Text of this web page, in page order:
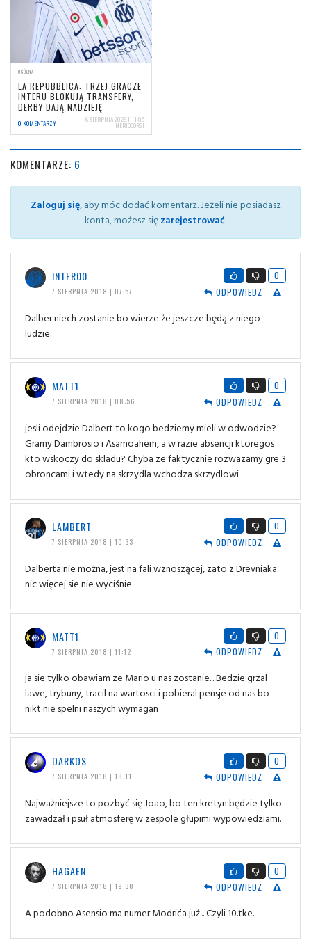
OGÓLNA
LA REPUBBLICA: TRZEJ GRACZE
INTERU BLOKUJĄ TRANSFERY,
DERBY DAJĄ NADZIEJĘ
0 KOMENTARZY 6 SIERPNIA 2026 | 11:05
NERIOCORSI
KOMENTARZE: 6
Zaloguj się, aby móc dodać komentarz. Jeżeli nie posiadasz
konta, możesz sięzarejestrować.
INTER00
7 SIERPNIA 2018 | 07:57
0
ODPOWIEDZ
Dalber niech zostanie bo wierze że jeszcze będą z niego
ludzie.
MATT1
7 SIERPNIA 2018 | 08:56
0
ODPOWIEDZ
jesli odejdzie Dalbert to kogo bedziemy mieli w odwodzie?
Gramy Dambrosio i Asamoahem, a w razie absencji ktoregos
kto wskoczy do skladu? Chyba ze faktycznie rozwazamy gre 3
obroncami i wtedy na skrzydla wchodza skrzydlowi
LAMBERT
7 SIERPNIA 2018 | 10:33
0
ODPOWIEDZ
Dalberta nie można, jest na fali wznoszącej, zato z Drevniaka
nic więcej sie nie wyciśnie
MATT1
7 SIERPNIA 2018 | 11:12
0
ODPOWIEDZ
ja sie tylko obawiam ze Mario u nas zostanie... Bedzie grzal
lawe, trybuny, tracil na wartosci i pobieral pensje od nas bo
nikt nie spelni naszych wymagan
DARKOS
7 SIERPNIA 2018 | 18:11
0
ODPOWIEDZ
Najważniejsze to pozbyć się Joao, bo ten kretyn będzie tylko
zawadzał i psuł atmosferę w zespole głupimi wypowiedziami.
HAGAEN
7 SIERPNIA 2018 | 19:38
0
ODPOWIEDZ
A podobno Asensio ma numer Modrića już... Czyli 10.tke.